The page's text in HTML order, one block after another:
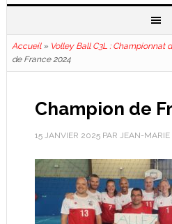
Accueil» Volley Ball C3L : Championnat
de France 2024
Champion de
15 JANVIER 2025PAR JEAN-MARIE